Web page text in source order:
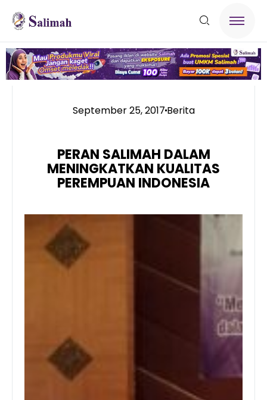
September 25, 2017Berita
PERAN SALIMAH DALAM
MENINGKATKAN KUALITAS
PEREMPUAN INDONESIA